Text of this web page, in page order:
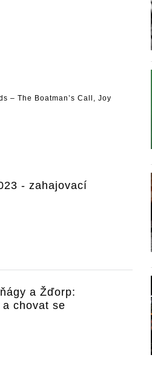
– The Boatman’s Call, Joy
- zahajovací
a Žďorp:
chovat se